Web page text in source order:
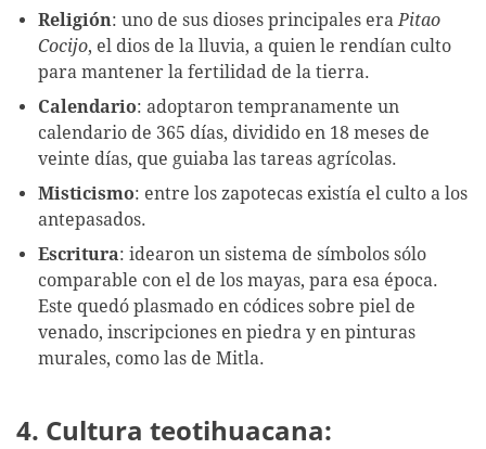
Religión: uno de sus dioses principales eraPitao
Cocijo, el dios de la lluvia, a quien le rendían culto
para mantener la fertilidad de la tierra.
Calendario: adoptaron tempranamente un
calendario de 365 días, dividido en 18 meses de
veinte días, que guiaba las tareas agrícolas.
Misticismo: entre los zapotecas existía el culto a los
antepasados.
Escritura: idearon un sistema de símbolos sólo
comparable con el de los mayas, para esa época.
Este quedó plasmado en códices sobre piel de
venado, inscripciones en piedra y en pinturas
murales, como las de Mitla.
4. Cultura teotihuacana: